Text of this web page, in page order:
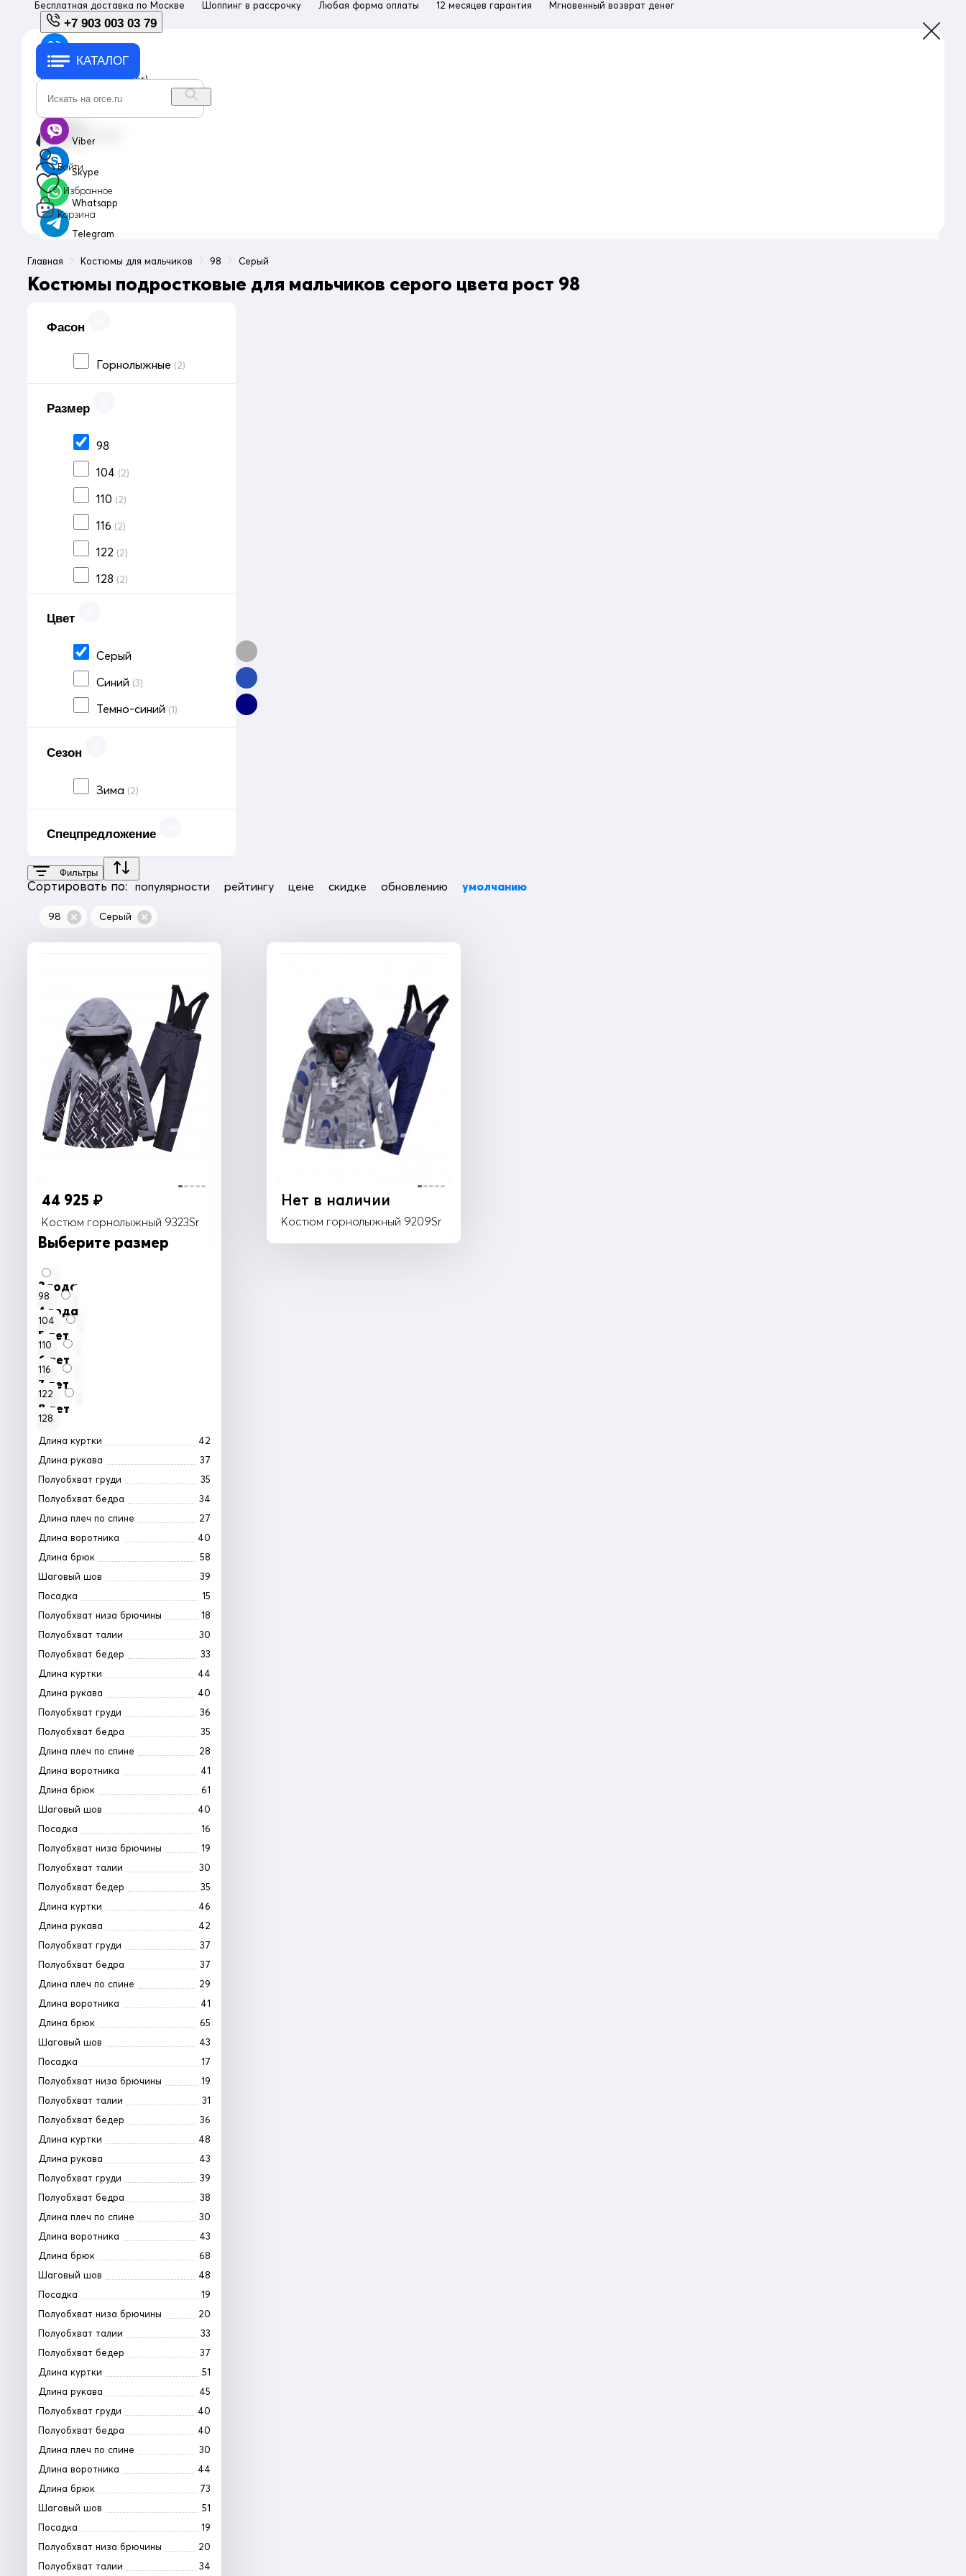
Бесплатная доставка по Москве Шоппинг в рассрочку Любая форма оплаты 12 месяцев гарантия Мгновенный возврат денег
+7 903 003 03 79
+7 903 003 03 79
с 10:00 до 18:00 (пн-пт)
Viber
Skype
Whatsapp
Telegram
КАТАЛОГ
Войти
Избранное
Корзина
Главная Костюмы для мальчиков 98 Серый
Костюмы подростковые для мальчиков серого цвета рост 98
Фасон
Горнолыжные (2)
Размер
98
104 (2)
110 (2)
116 (2)
122 (2)
128 (2)
158 (2)
164 (2)
170 (2)
Цвет
Серый
Синий (3)
Темно-синий (1)
Сезон
Зима (2)
Спецпредложение
Фильтры
Сортировать по: популярности рейтингу цене скидке обновлению умолчанию
98 Серый
44 925 ₽
Костюм горнолыжный 9323Sr
Выберите размер
3 года
98
4 года
104
5 лет
110
6 лет
116
7 лет
122
8 лет
128
Длина куртки
42
Длина рукава
37
Полуобхват груди
35
Полуобхват бедра
34
Длина плеч по спине
27
Длина воротника
40
Длина брюк
58
Шаговый шов
39
Посадка
15
Полуобхват низа брючины
18
Полуобхват талии
30
Полуобхват бедер
33
Длина куртки
44
Длина рукава
40
Полуобхват груди
36
Полуобхват бедра
35
Длина плеч по спине
28
Длина воротника
41
Длина брюк
61
Шаговый шов
40
Посадка
16
Полуобхват низа брючины
19
Полуобхват талии
30
Полуобхват бедер
35
Длина куртки
46
Длина рукава
42
Полуобхват груди
37
Полуобхват бедра
37
Длина плеч по спине
29
Длина воротника
41
Длина брюк
65
Шаговый шов
43
Посадка
17
Полуобхват низа брючины
19
Полуобхват талии
31
Полуобхват бедер
36
Длина куртки
48
Длина рукава
43
Полуобхват груди
39
Полуобхват бедра
38
Длина плеч по спине
30
Длина воротника
43
Длина брюк
68
Шаговый шов
48
Посадка
19
Полуобхват низа брючины
20
Полуобхват талии
33
Полуобхват бедер
37
Длина куртки
51
Длина рукава
45
Полуобхват груди
40
Полуобхват бедра
40
Длина плеч по спине
30
Длина воротника
44
Длина брюк
73
Шаговый шов
51
Посадка
19
Полуобхват низа брючины
20
Полуобхват талии
34
Нет в наличии
Костюм горнолыжный 9209Sr